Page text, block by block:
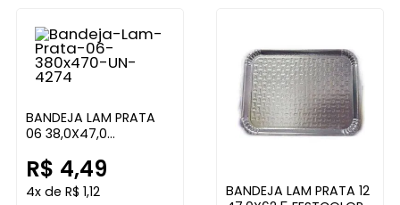
BANDEJA LAM PRATA
06 38,0X47,0
R$ 4,49
4x de R$ 1,12
BANDEJA LAM PRATA 12